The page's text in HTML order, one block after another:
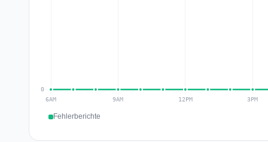
Fehlerberichte